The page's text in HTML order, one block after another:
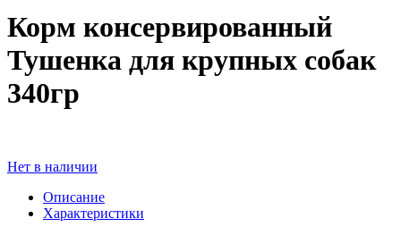
Корм консервированный
Тушенка для крупных собак
340гр
Нет в наличии
Описание
Характеристики